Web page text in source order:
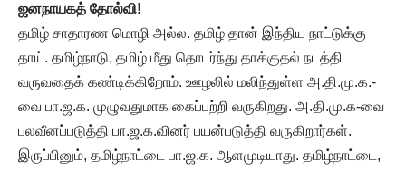
ஜனநாயகத் தோல்வி!
தமிழ் சாதாரண மொழி அல்ல. தமிழ் தான் இந்திய நாட்டுக்கு
தாய். தமிழ்நாடு, தமிழ் மீது தொடர்ந்து தாக்குதல் நடத்தி
வருவதைக் கண்டிக்கிறோம். ஊழலில் மலிந்துள்ள அ.தி.மு.க.-
வை பா.ஜ.க. முழுவதுமாக கைப்பற்றி வருகிறது. அ.தி.மு.க-வை
பலவீனப்படுத்தி பா.ஜ.க.வினர் பயன்படுத்தி வருகிறார்கள்.
இருப்பினும், தமிழ்நாட்டை பா.ஜ.க. ஆளமுடியாது. தமிழ்நாட்டை,